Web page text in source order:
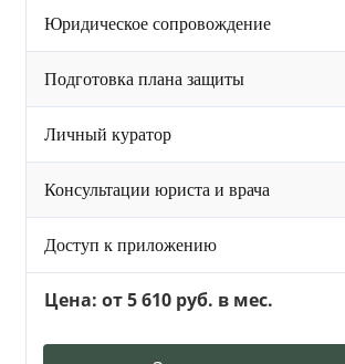
Юридическое сопровождение
Подготовка плана защиты
Личный куратор
Консультации юриста и врача
Доступ к приложению
Цена: от 5 610 руб. в мес.